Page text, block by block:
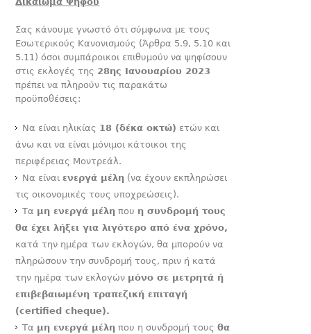
Σας κάνουμε γνωστό ότι σύμφωνα με τους
Εσωτερικούς Κανονισμούς (Άρθρα 5.9, 5.10 και
5.11) όσοι συμπάροικοι επιθυμούν να ψηφίσουν
στις εκλογές της 28ης Ιανουαρίου 2023
πρέπει να πληρούν τις παρακάτω
προϋποθέσεις:
Να είναι ηλικίας 18 (δέκα οκτώ) ετών και
άνω και να είναι μόνιμοι κάτοικοι της
περιφέρειας Μοντρεάλ.
Να είναιενεργά μέλη (να έχουν εκπληρώσει
τις οικονομικές τους υποχρεώσεις).
Τα μη ενεργά μέλη που η συνδρομή τους
θα έχει λήξει για λιγότερο από ένα χρόνο,
κατά την ημέρα των εκλογών, θα μπορούν να
πληρώσουν την συνδρομή τους, πριν ή κατά
την ημέρα των εκλογών μόνο σε μετρητά ή
επιβεβαιωμένη τραπεζική επιταγή
(certified cheque).
Τα μη ενεργά μέλη που η συνδρομή τουςθα